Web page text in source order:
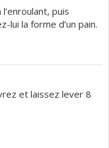
puis
la forme d’un pain.
et laissez lever 8